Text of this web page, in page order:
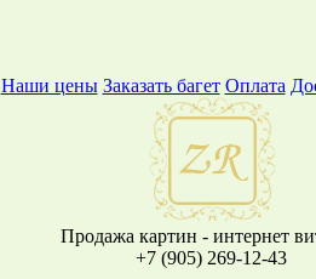
Наши цены Заказать багет Оплата
Продажа картин - интернет
+7 (905) 269-12-43